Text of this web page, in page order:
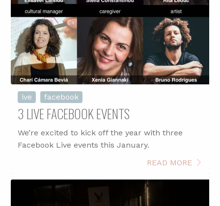
ive facebook
3 LIVE FACEBOOK EVENTS
We’re excited to kick off the year with three
Facebook Live events this January.
READ MORE